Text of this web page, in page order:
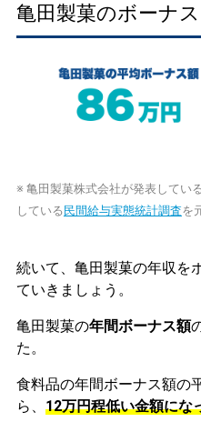
亀田製菓のボーナ
※ 亀田製菓株式会社が発表してい
している 民間給与実態統計調査を
続いて、亀田製菓の年収を
ていきましょう。
亀田製菓の年間ボーナス額
た。
食料品の年間ボーナス額の
ら、 12万円程低い金額にな